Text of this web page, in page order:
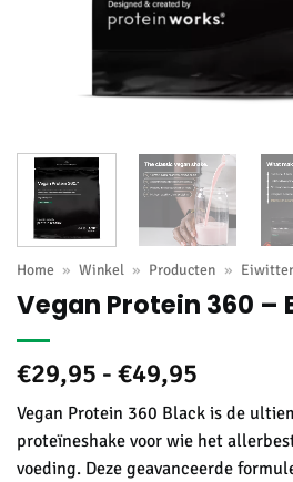
Home » Winkel » Producten »
Vegan Protein 360 –
€29,95 - €49,95
€29,95
tot
€49,95
Vegan Protein 360 Black is de
proteïneshake voor wie het
voeding. Deze geavanceerde